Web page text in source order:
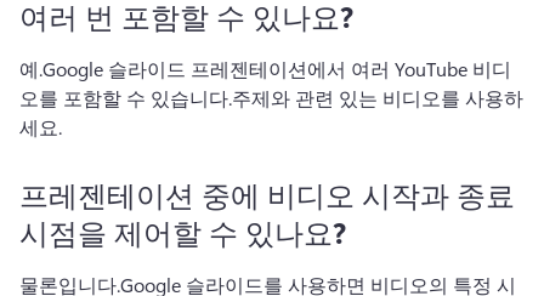
여러 번 포함할 수 있나요?
예.Google 슬라이드 프레젠테이션에서 여러 YouTube 비디
오를 포함할 수 있습니다.주제와 관련 있는 비디오를 사용하
세요.
프레젠테이션 중에 비디오 시작과 종료
시점을 제어할 수 있나요?
물론입니다.Google 슬라이드를 사용하면 비디오의 특정 시